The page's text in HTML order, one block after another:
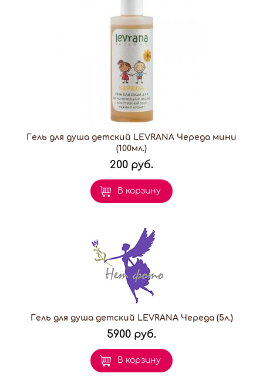
Гель для душа детский LEVRANA Череда мини
(100мл.)
200 руб.
В корзину
Гель для душа детский LEVRANA Череда (5л.)
5900 руб.
В корзину